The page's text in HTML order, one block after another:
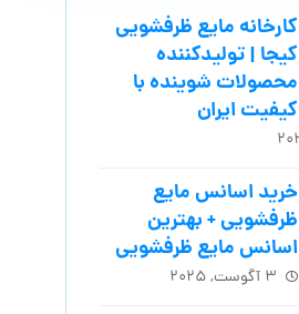
کارخانه مایع ظرفشویی
کیجا | تولیدکننده
محصولات شوینده با
کیفیت ایران
خرید اسانس مایع
ظرفشویی + بهترین
اسانس مایع ظرفشویی
۳ آگوست, ۲۰۲۵